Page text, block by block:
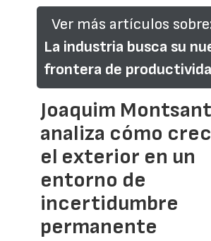
Ver más artículos sobre:
La industria busca su
frontera de
Joaquim Montsant
analiza cómo
el exterior en un
entorno de
incertidumbre
permanente